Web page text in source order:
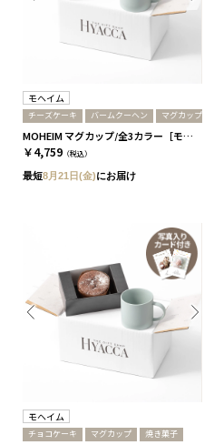
モヘイム
チーズケーキ バームクーヘン マグカップ
MOHEIM マグカップ/全3カラー［モヘイム］+バームクーヘン＆チーズケーキ ライトブルー
￥4,759 （税込）
最短8月21日(金)にお届け
モヘイム
チョコケーキ マグカップ 焼き菓子